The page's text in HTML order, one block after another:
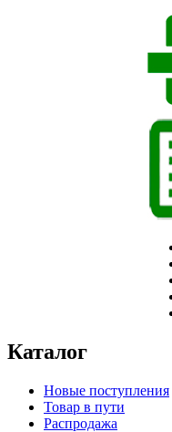
Каталог
Новые поступления
Товар в пути
Распродажа